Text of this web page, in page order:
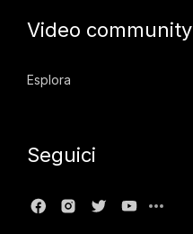
Video community
Esplora
Seguici